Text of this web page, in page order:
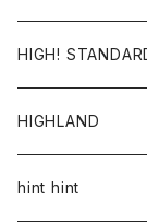
帽子
HIGH!
アウター
ジャケット
トップス
HIGHLAND
帽子
hint hint